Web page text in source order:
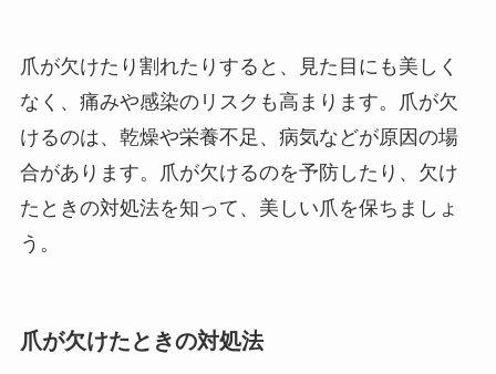
爪が欠けたり割れたりすると、見た目にも美しく
なく、痛みや感染のリスクも高まります。爪が欠
けるのは、乾燥や栄養不足、病気などが原因の場
合があります。爪が欠けるのを予防したり、欠け
たときの対処法を知って、美しい爪を保ちましょ
う。
爪が欠けたときの対処法